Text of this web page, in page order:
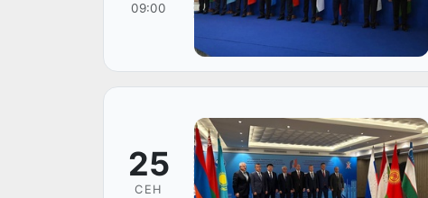
09:00
25
СЕН